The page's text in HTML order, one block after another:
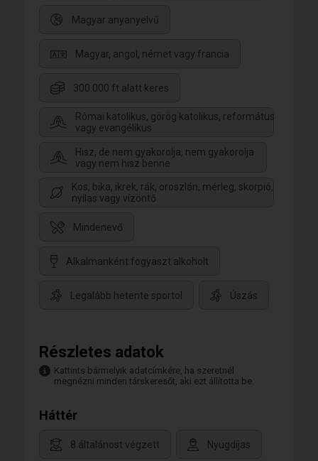
Magyar anyanyelvű
Magyar, angol, német vagy francia
300.000 ft alatt keres
Római katolikus, görög katolikus, református
vagy evangélikus
Hisz, de nem gyakorolja, nem gyakorolja
vagy nem hisz benne
Kos, bika, ikrek, rák, oroszlán, mérleg, skorpió,
nyilas vagy vízöntő
Mindenevő
Alkalmanként fogyaszt alkoholt
Legalább hetente sportol Úszás
Részletes adatok
Kattints bármelyik adatcímkére, ha szeretnél
megnézni minden társkeresőt, aki ezt állította be.
Háttér
8 általánost végzett Nyugdíjas